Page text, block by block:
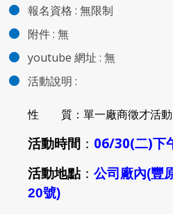
報名資格 : 無限制
附件: 無
youtube 網址 : 無
活動說明 :
性 質：單一廠商徵才活動
活動時間 ： 06/30(二)下
活動地點： 公司廠內(豐
20號)